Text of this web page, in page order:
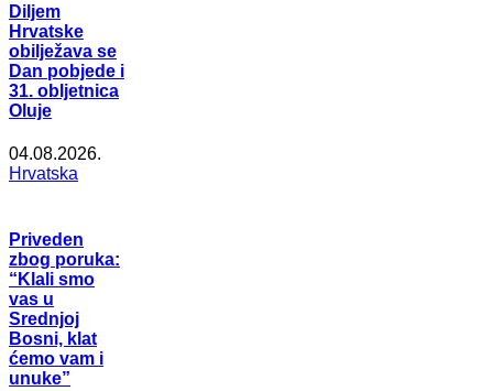
Diljem
Hrvatske
obilježava se
Dan pobjede i
31. obljetnica
Oluje
04.08.2026.
Hrvatska
Priveden
zbog poruka:
“Klali smo
vas u
Srednjoj
Bosni, klat
ćemo vam i
unuke”